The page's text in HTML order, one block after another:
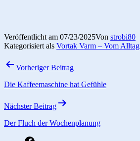
Veröffentlicht am 07/23/2025Von strobi80
Kategorisiert als Vortak Varm – Vom
Beitragsnavigation
Vorheriger Beitrag
Die Kaffeemaschine hat Gefühle
Nächster Beitrag
Der Fluch der Wochenplanung